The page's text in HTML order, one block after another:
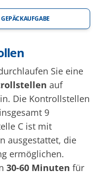
Sie eine
auf
Die Kontrollstellen
9
C ist mit
ausgestattet, die
ermöglichen.
30-60 Minuten für